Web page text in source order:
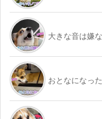
大きな音は嫌
おとなになっ